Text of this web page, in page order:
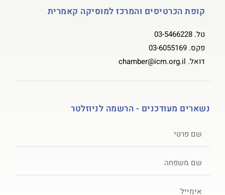
קופת הכרטיסים והמרכז למוסיקה קאמרית
טל. 03-5466228
פקס. 03-6055169
דואל. chamber@icm.org.il
נשארים מעודכנים - הרשמה לניוזלטר